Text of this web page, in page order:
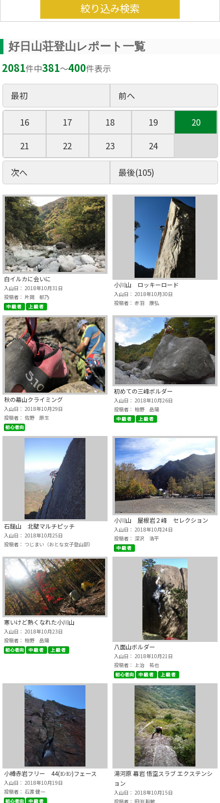
絞り込み検索
好日山荘登山レポート一覧
2081件中381〜400件表示
最初 前へ
16 17 18 19
20
21
22 23 24
次へ 最後(105)
白イルカに会いに
入山日： 2018年10月31日
投稿者： 片岡 郁乃
小川山 ロッキーロード
入山日： 2018年10月30日
投稿者： 赤羽 康弘
秋の幕山クライミング
入山日： 2018年10月29日
投稿者： 佐野 原生
初めての三峰ボルダー
入山日： 2018年10月26日
投稿者： 柏野 岳陽
石鎚山 北壁マルチピッチ
入山日： 2018年10月25日
投稿者： つじまい（おとな女子登山部）
小川山 屋根岩２峰 セレクション
入山日： 2018年10月24日
投稿者： 深沢 浩平
寒いけど熱くなれた小川山
入山日： 2018年10月23日
投稿者： 柏野 岳陽
八面山ボルダー
入山日： 2018年10月21日
投稿者： 上治 祐也
小樽赤岩フリー 44(ﾖﾝﾖﾝ)フェース
入山日： 2018年10月19日
投稿者： 石渡 健一
湯河原 幕岩 悟空スラブ エクステンシ
ョン
入山日： 2018年10月15日
投稿者： 田渕 幹敏